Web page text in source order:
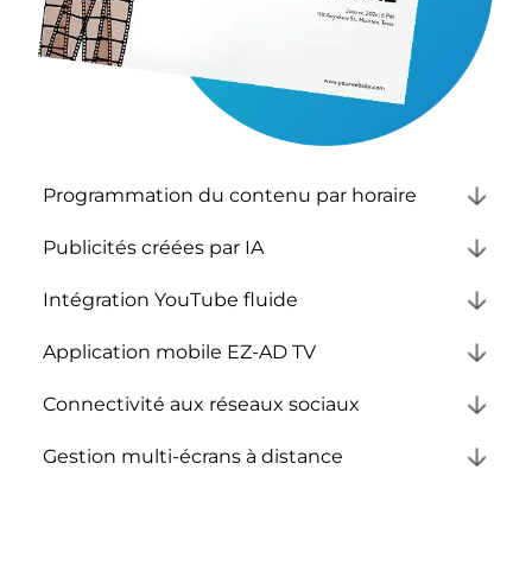
Programmation du contenu par horaire
Publicités créées par IA
Intégration YouTube fluide
Application mobile EZ-AD TV
Connectivité aux réseaux sociaux
Gestion multi-écrans à distance